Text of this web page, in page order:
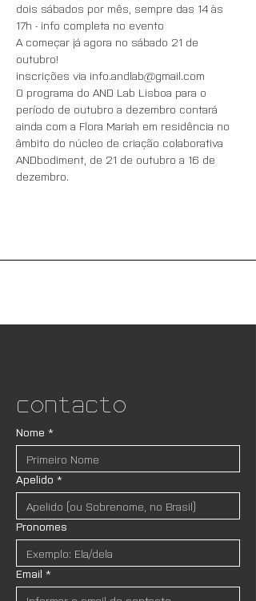
dois sábados por mês, sempre das 14 às
17h - info completa no evento
A começar já agora no sábado 21 de
outubro!
inscrições via info.andlab@gmail.com
O programa do AND Lab Lisboa para o
período de outubro a dezembro contará
ainda com a Flora Mariah em residência no
âmbito do núcleo de criação colaborativa
ANDbodiment, de 21 de outubro a 16 de
dezembro.
Contacto
Nome *
Apelido *
Pronomes
Email *